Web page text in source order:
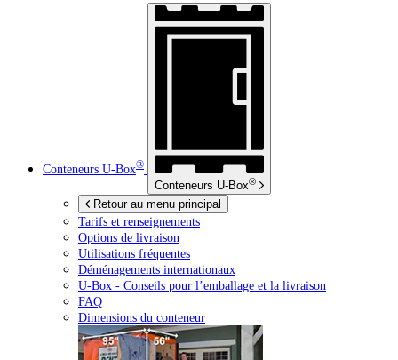
Conteneurs U-Box®
Conteneurs U-Box®
Retour au menu principal
Tarifs et renseignements
Options de livraison
Utilisations fréquentes
Déménagements internationaux
U-Box - Conseils pour l’emballage et la livraison
FAQ
Dimensions du conteneur